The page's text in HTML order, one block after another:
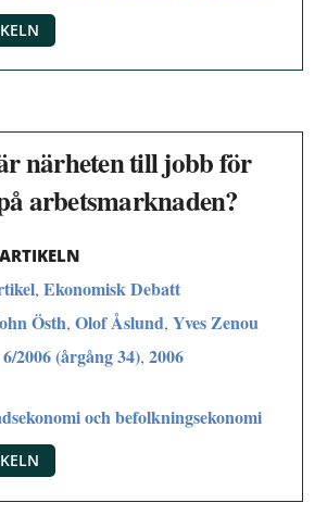
närheten till jobb för
arbetsmarknaden?
,Ekonomisk Debatt
Östh,Olof Åslund,Yves Zenou
6/2006 (årgång 34),2006
och befolkningsekonomi